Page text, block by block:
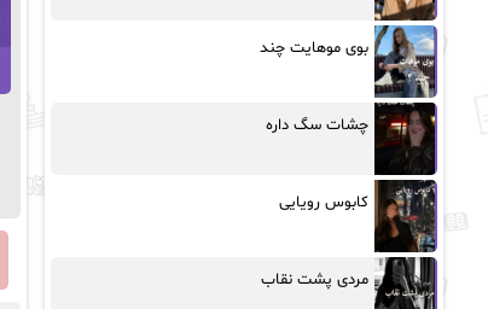
بوی موهایت چند
چشات سگ داره
کابوس رویایی
مردی پشت نقاب